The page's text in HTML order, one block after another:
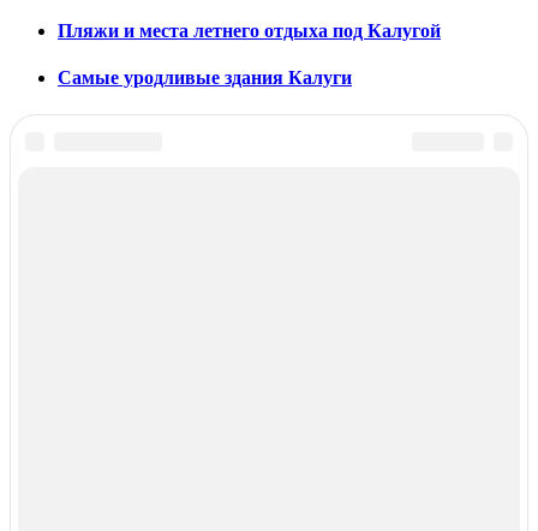
Пляжи и места летнего отдыха под Калугой
Самые уродливые здания Калуги